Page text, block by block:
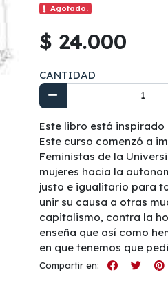
Agotado.
$ 24.000
CANTIDAD
Este libro está
Este curso comenzó a
Feministas de la
mujeres hacia la
justo e igualitario para
unir su causa a otras
capitalismo, contra la
enseña que así como
en que tenemos que
Compartir en: